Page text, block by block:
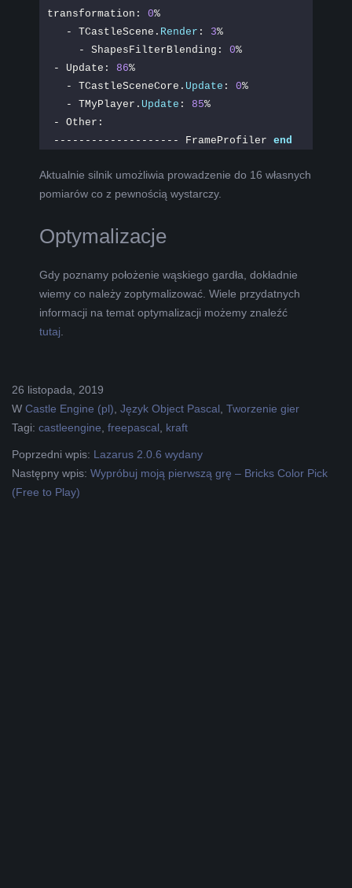
transformation: 0%
  - TCastleScene.
Render : 3%
    - ShapesFilterBlending:
0%
- Update: 86%
  - TCastleSceneCore.
Update : 0%
  - TMyPlayer.
Update : 85%
- Other:
-------------------- FrameProfiler end
Aktualnie silnik umożliwia prowadzenie do 16 własnych
pomiarów co z pewnością wystarczy.
Optymalizacje
Gdy poznamy położenie wąskiego gardła, dokładnie
wiemy co należy zoptymalizować. Wiele przydatnych
informacji na temat optymalizacji możemy znaleźć
tutaj
2019-
11-
26
26 listopada, 2019
W Castle Engine (pl) Język Object Pascal Tworzenie gier
Tagi: castleengine freepascal kraft
Poprzedni wpis: Lazarus 2.0.6 wydany
Następny wpis: Wypróbuj moją pierwszą grę – Bricks Color Pick
(Free to Play)